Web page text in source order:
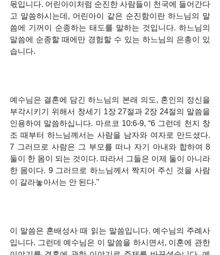
몫입니다. 어린아이처럼 순진한 사람들이 천국에 들어간다
고 말씀하시는데, 어린아이 같은 순진함이란 하느님의 말
씀에 기꺼이 순종하는 태도를 말하는 것입니다. 하느님의
말씀에 순종할 때에만 경험할 수 있는 하느님의 은총이 있
습니다.
예수님은 결혼에 담긴 하느님의 본래 의도, 혼인의 정신을
부각시키기 위해서 창세기 1장 27절과 2장 24절의 말씀을
인용하여 말씀하십니다. 마르코 10:6-9, “6 그런데 천지 창
조 때부터 하느님께서는 사람을 남자와 여자로 만드셨다.
7 그러므로 사람은 그 부모를 떠나 자기 아내와 합하여 8
둘이 한 몸이 되는 것이다. 따라서 그들은 이제 둘이 아니라
한 몸이다. 9 그러므로 하느님께서 짝지어 주신 것을 사람
이 갈라놓아서는 안 된다."
이 말씀은 혼배성사 때 읽는 말씀입니다. 예수님의 주례사
입니다. 그런데 예수님은 이 말씀을 하시면서, 이혼에 관한